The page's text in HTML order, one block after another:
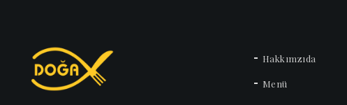
Hakkımzıda
Menü